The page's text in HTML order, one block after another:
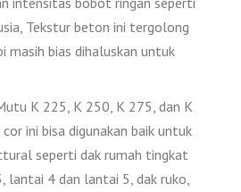
Tekstur beton ini tergolong
masih bias dihaluskan untuk
K 225, K 250, K 275, dan K
ini bisa digunakan baik untuk
seperti dak rumah tingkat
lantai 4 dan lantai 5, dak ruko,